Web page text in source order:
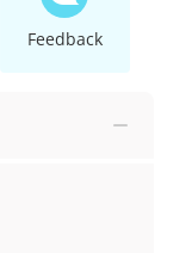
Feedback